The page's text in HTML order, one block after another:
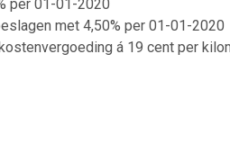
per 01-01-2020
met 4,50% per 01-01-2020
á 19 cent per